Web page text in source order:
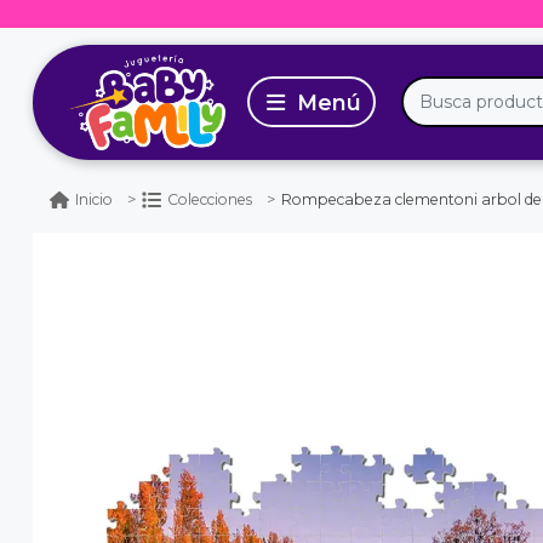
Inicio Colecciones Rompecabeza clementoni arbol del